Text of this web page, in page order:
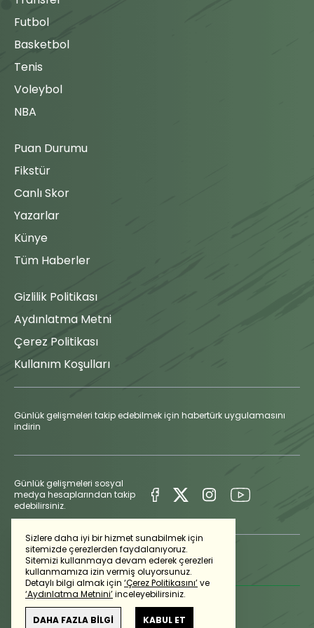
Sizlere daha iyi bir hizmet sunabilmek için
sitemizde çerezlerden faydalanıyoruz.
Sitemizi kullanmaya devam ederek çerezleri
kullanmamıza izin vermiş oluyorsunuz.
Detaylı bilgi almak için ‘Çerez Politikasını’ve
‘Aydınlatma Metnini’inceleyebilirsiniz.
DAHA FAZLA BİLGİ KABUL ET
Futbol
Basketbol
Tenis
Voleybol
NBA
Puan Durumu
Fikstür
Canlı Skor
Yazarlar
Künye
Tüm Haberler
Gizlilik Politikası
Aydınlatma Metni
Çerez Politikası
Kullanım Koşulları
Günlük gelişmeleri takip edebilmek için habertürk uygulamasını
indirin
Günlük gelişmeleri sosyal
medya hesaplarından takip
edebilirsiniz.